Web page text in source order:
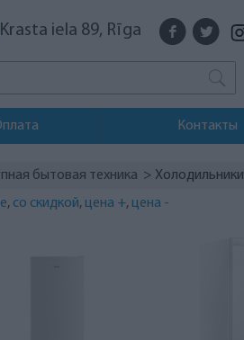
Krasta iela 89, Rīga
Контакты
бытовая техника > Холодильники
, со скидкой, цена +, цена -